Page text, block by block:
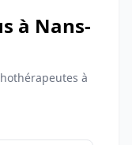
à Nans-
à